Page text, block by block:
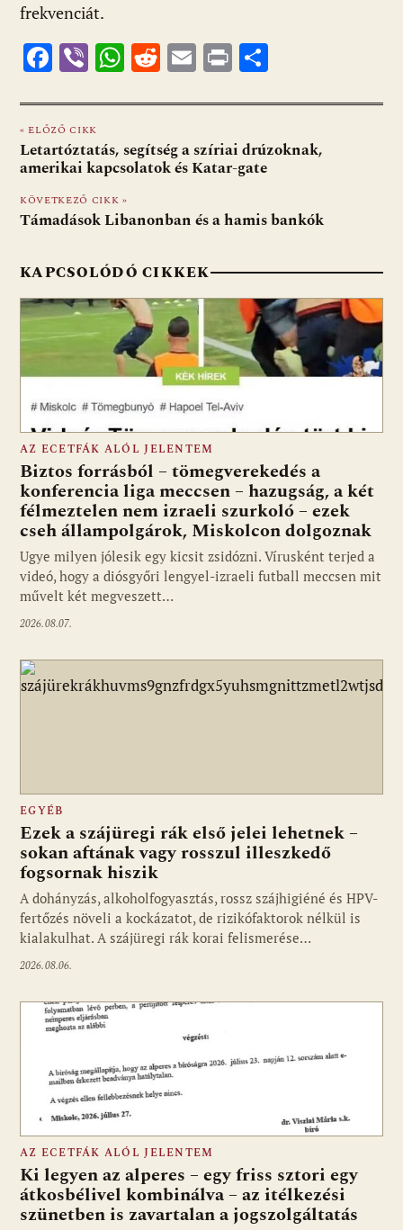
frekvenciát.
F
e
b
o
o
k
Vi
er
W
at
s
A
p
p
R
d
di
t
E
ai
l
Pr
t za
m
« ELŐZŐ CIKK
Letartóztatás, segítség a szíriai drúzoknak,
amerikai kapcsolatok és Katar-gate
KÖVETKEZŐ CIKK »
Támadások Libanonban és a hamis bankók
KAPCSOLÓDÓ CIKKEK
AZ ECETFÁK ALÓL JELENTEM
Biztos forrásból – tömegverekedés a
konferencia liga meccsen – hazugság, a két
félmeztelen nem izraeli szurkoló – ezek
cseh állampolgárok, Miskolcon dolgoznak
Ugye milyen jólesik egy kicsit zsidózni. Vírusként terjed a
videó, hogy a diósgyőri lengyel-izraeli futball meccsen mit
művelt két megveszett…
2026.08.07.
EGYÉB
Ezek a szájüregi rák első jelei lehetnek –
sokan aftának vagy rosszul illeszkedő
fogsornak hiszik
A dohányzás, alkoholfogyasztás, rossz szájhigiéné és HPV-
fertőzés növeli a kockázatot, de rizikófaktorok nélkül is
kialakulhat. A szájüregi rák korai felismerése…
2026.08.06.
AZ ECETFÁK ALÓL JELENTEM
Ki legyen az alperes – egy friss sztori egy
átkosbélivel kombinálva – az itélkezési
szünetben is zavartalan a jogszolgáltatás